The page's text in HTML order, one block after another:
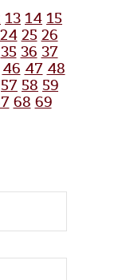
13 14 15
24 25 26
35 36 37
46 47 48
57 58 59
68 69